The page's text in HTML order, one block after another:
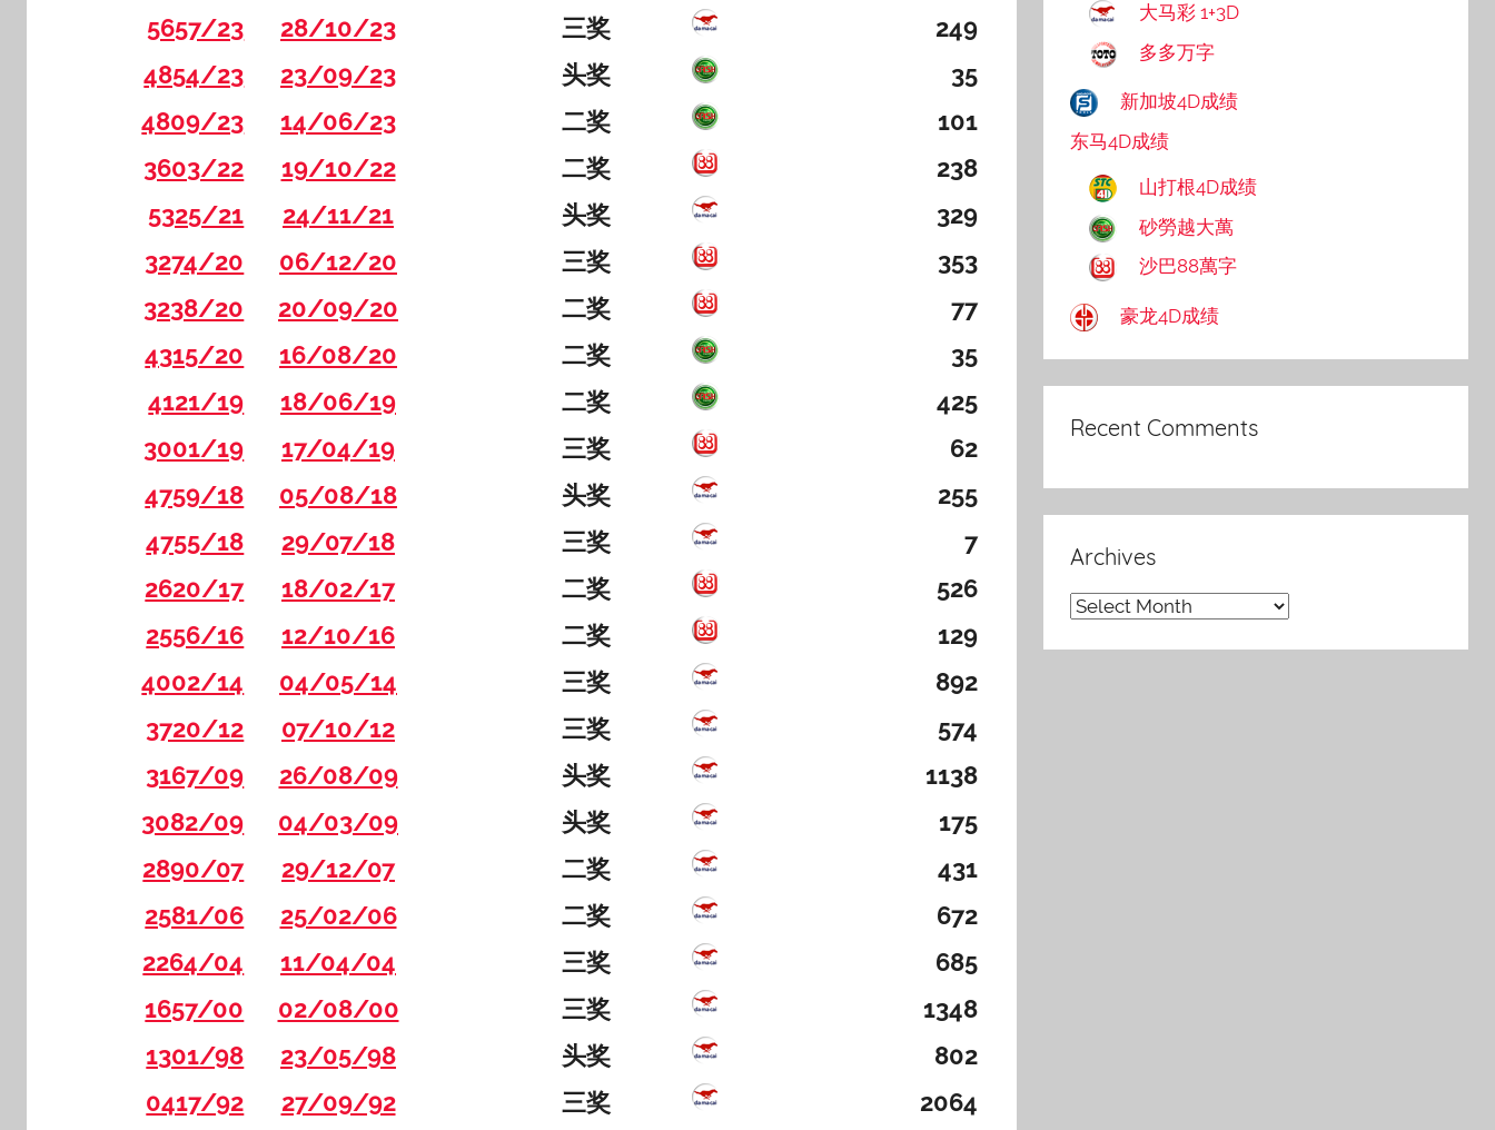
5657/23
28/10/23 三奖
249
4854/23
23/09/23 头奖
35
4809/23
14/06/23 二奖
101
3603/22
19/10/22 二奖
238
5325/21
24/11/21 头奖
329
3274/20
06/12/20 三奖
353
3238/20
20/09/20 二奖
77
4315/20
16/08/20 二奖
35
4121/19
18/06/19 二奖
425
3001/19
17/04/19 三奖
62
4759/18
05/08/18 头奖
255
4755/18
29/07/18 三奖
7
2620/17
18/02/17 二奖
526
2556/16
12/10/16 二奖
129
4002/14
04/05/14 三奖
892
3720/12
07/10/12 三奖
574
3167/09
26/08/09 头奖
1138
3082/09
04/03/09 头奖
175
2890/07
29/12/07 二奖
431
2581/06
25/02/06 二奖
672
2264/04
11/04/04 三奖
685
1657/00
02/08/00 三奖
1348
1301/98
23/05/98 头奖
802
0417/92
27/09/92 三奖 2064
大马彩 1+3D
多多万字
新加坡4D成绩
东马4D成绩
山打根4D成绩
砂勞越大萬
沙巴88萬字
豪龙4D成绩
Recent Comments
Archives
Archives